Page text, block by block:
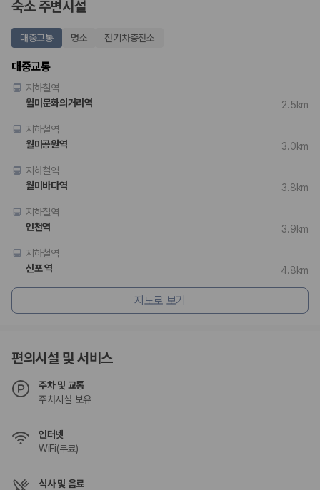
숙소 주변시설
대중교통 명소 전기차충전소
대중교통
지하철역
월미문화의거리역
2.5km
지하철역
월미공원역
3.0km
지하철역
월미바다역
3.8km
지하철역
인천역
3.9km
지하철역
신포 역
4.8km
지도로 보기
편의시설 및 서비스
주차 및 교통
주차시설 보유
인터넷
WiFi(무료)
식사 및 음료